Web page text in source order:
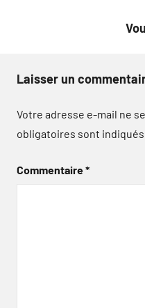
Laisser un
Votre adresse e-mail ne
obligatoires sont
Commentaire*